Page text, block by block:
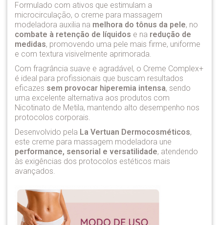
Formulado com ativos que estimulam a
microcirculação, o creme para massagem
modeladora auxilia na melhora do tônus da pele, no
combate à retenção de líquidos e na redução de
medidas, promovendo uma pele mais firme, uniforme
e com textura visivelmente aprimorada.
Com fragrância suave e agradável, o Creme Complex+
é ideal para profissionais que buscam resultados
eficazes sem provocar hiperemia intensa, sendo
uma excelente alternativa aos produtos com
Nicotinato de Metila, mantendo alto desempenho nos
protocolos corporais.
Desenvolvido pela La Vertuan Dermocosméticos,
este creme para massagem modeladora une
performance, sensorial e versatilidade, atendendo
às exigências dos protocolos estéticos mais
avançados.